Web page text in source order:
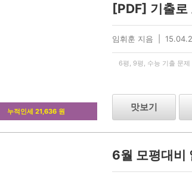
누적인세 21,636 원
[PDF] 기출
임휘훈 지음 |
6평, 9평, 수능 기출 문
맛보기
6월 모평대비